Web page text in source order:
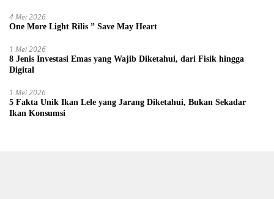
4 Mei 2026
One More Light Rilis ” Save May Heart
1 Mei 2026
8 Jenis Investasi Emas yang Wajib Diketahui, dari Fisik hingga
Digital
1 Mei 2026
5 Fakta Unik Ikan Lele yang Jarang Diketahui, Bukan Sekadar
Ikan Konsumsi